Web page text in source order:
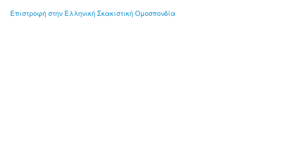
Επιστροφή στην Ελληνική Σκακιστική Ομοσπονδία